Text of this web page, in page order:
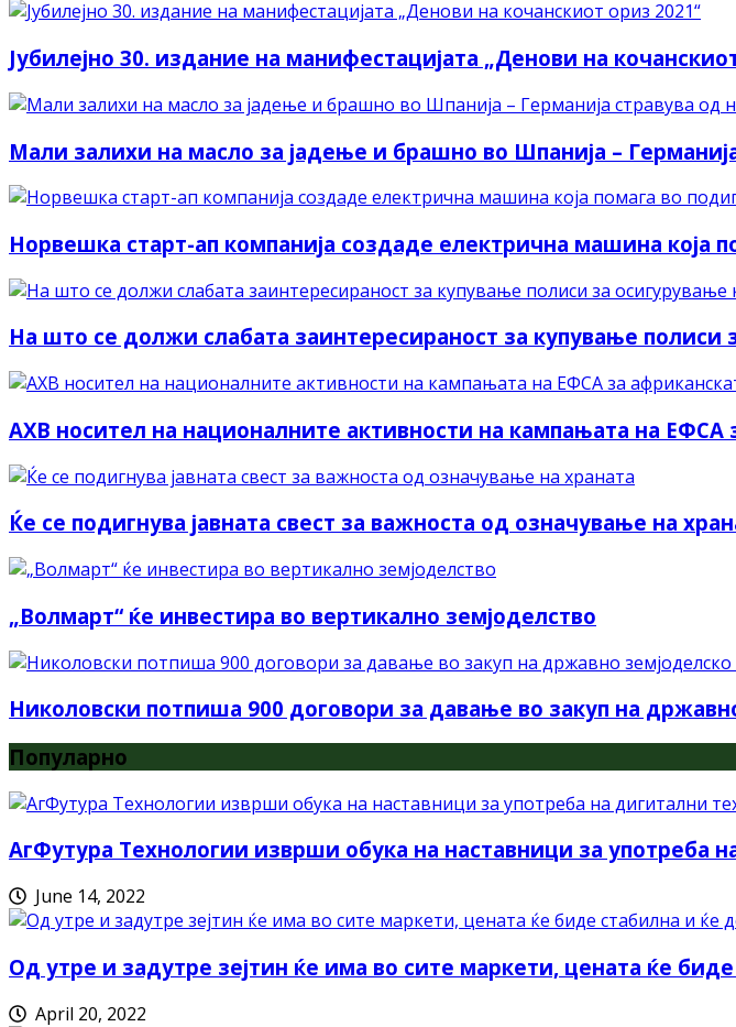
Јубилејно 30. издание на манифестацијата „Денови на
Мали залихи на масло за јадење и брашно во Шпанија –
Норвешка старт-ап компанија создаде електрична машина која
На што се должи слабата заинтересираност за купување полиси
АХВ носител на националните активности на кампањата на ЕФСА
Ќе се подигнува јавната свест за важноста од означување на
„Волмарт“ ќе инвестира во вертикално земјоделство
Николовски потпиша 900 договори за давање во закуп на
Популарно
АгФутура Технологии изврши обука на наставници за употреба
June 14, 2022
Од утре и задутре зејтин ќе има во сите маркети, цената ќе
April 20, 2022